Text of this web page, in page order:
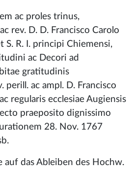
ac proles trinus,
rev. D. D. Francisco Carolo
S. R. I. principi Chiemensi,
ac Decori ad
gratitudinis
perill. ac ampl. D. Francisco
regularis ecclesiae Augiensis
praeposito dignissimo
28. Nov. 1767
auf das Ableiben des Hochw.